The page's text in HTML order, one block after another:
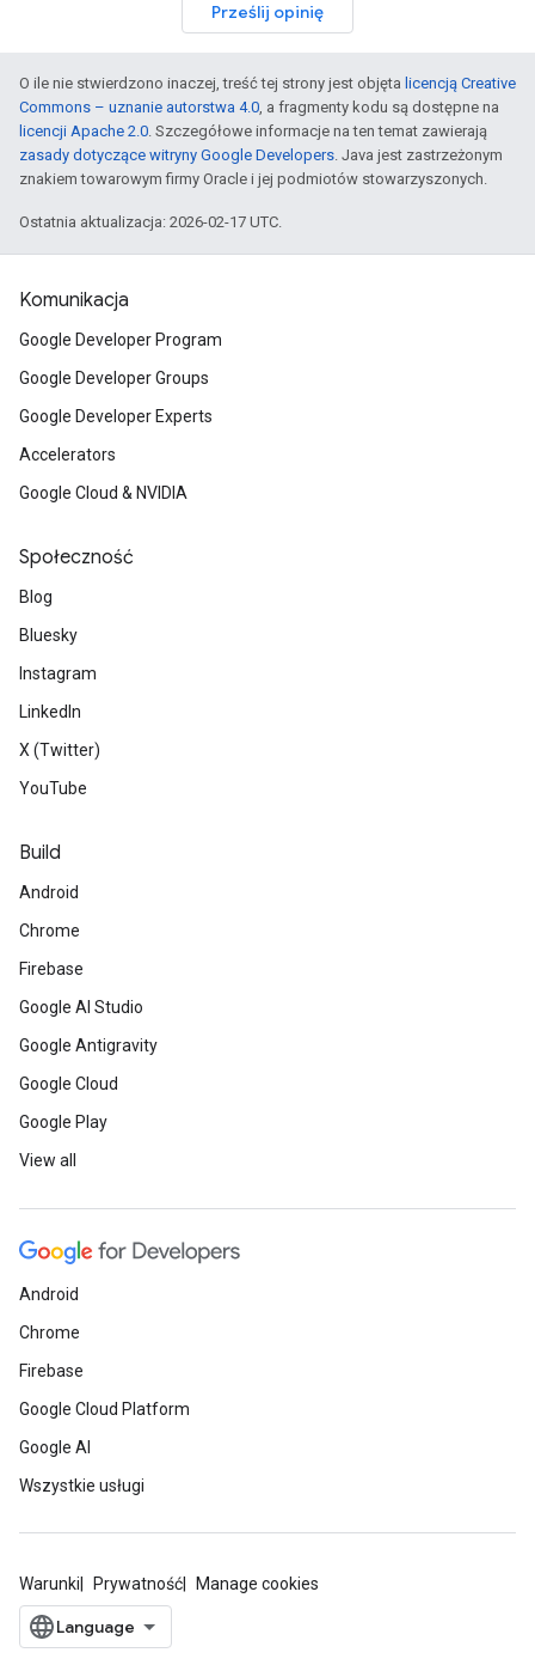
Prześlij opinię
O ile nie stwierdzono inaczej, treść tej strony jest objęta licencją Creative
Commons – uznanie autorstwa 4.0, a fragmenty kodu są dostępne na
licencji Apache 2.0. Szczegółowe informacje na ten temat zawierają
zasady dotyczące witryny Google Developers. Java jest zastrzeżonym
znakiem towarowym firmy Oracle i jej podmiotów stowarzyszonych.
Ostatnia aktualizacja: 2026-02-17 UTC.
Komunikacja
Google Developer Program
Google Developer Groups
Google Developer Experts
Accelerators
Google Cloud & NVIDIA
Społeczność
Blog
Bluesky
Instagram
LinkedIn
X (Twitter)
YouTube
Build
Android
Chrome
Firebase
Google AI Studio
Google Antigravity
Google Cloud
Google Play
View all
Android
Chrome
Firebase
Google Cloud Platform
Google AI
Wszystkie usługi
Warunki Prywatność Manage cookies